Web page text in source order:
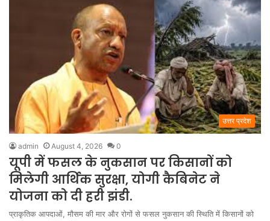
उत्तर प्रदेश
admin August 4, 2026 0
यूपी में फसल के नुकसान पर किसानों को
मिलेगी आर्थिक सुरक्षा, योगी कैबिनेट ने
योजना को दी हरी झंडी.
प्राकृतिक आपदाओं, मौसम की मार और रोगों से फसल नुकसान की स्थिति में किसानों को